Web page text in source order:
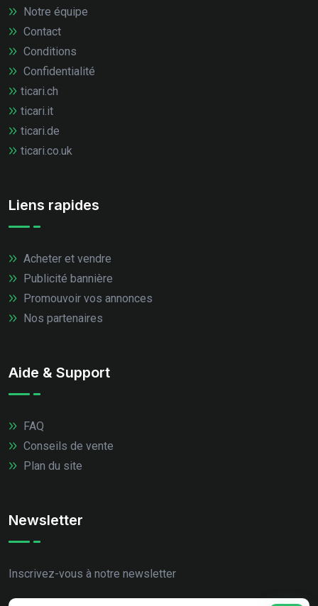
Notre équipe
Contact
Conditions
Confidentialité
ticari.ch
ticari.it
ticari.de
ticari.co.uk
Liens rapides
Acheter et vendre
Publicité bannière
Promouvoir vos annonces
Nos partenaires
Aide & Support
FAQ
Conseils de vente
Plan du site
Newsletter
Inscrivez-vous à notre newsletter